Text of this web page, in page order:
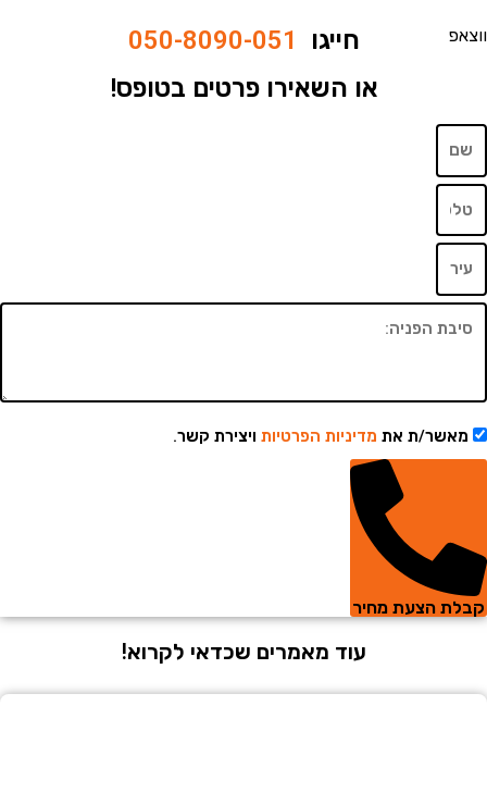
חייגו050-8090-051
או השאירו פרטים בטופס!
ת אתמדיניות הפרטיותויצירת קשר.
הצעת מחיר
עוד מאמרים שכדאי לקרוא!